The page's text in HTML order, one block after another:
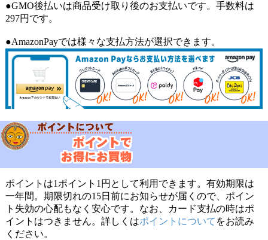
●GMO後払いは商品受け取り後のお支払いです。手数料は
297円です。
●AmazonPayでは様々な支払方法が選択できます。
ポイントは1ポイント1円として利用できます。有効期限は
一年間。期限切れの15日前にお知らせが届くので、ポイン
ト失効の心配もなく安心です。なお、カード支払の時はポ
イントはつきません。詳しくはポイントについて をお読み
ください。